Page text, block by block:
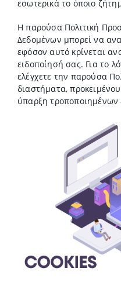
εσωτερικά το όποιο
Η παρούσα Πολιτική
Δεδομένων μπορεί να
εφόσον αυτό κρίνεται
ειδοποίησή σας. Για το
ελέγχετε την παρούσα
διαστήματα,
ύπαρξη τροποποιημένων